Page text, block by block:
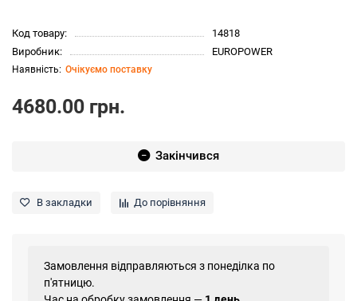
Код товару:
14818
Виробник:
EUROPOWER
Очікуємо поставку
4680.00 грн.
Закінчився
В закладки До порівняння
Замовлення відправляються з понеділка по
п'ятницю.